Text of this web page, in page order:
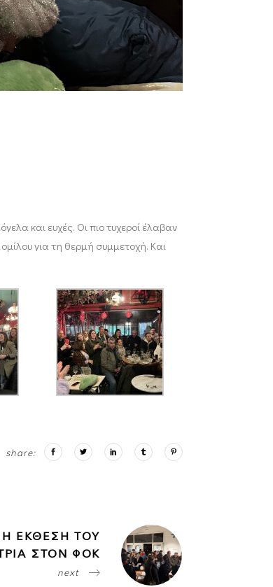
και ευχές. Οι πιο τυχεροί έλαβαν
για τη θερμή συμμετοχή. Και
share:
Η ΕΚΘΕΣΗ ΤΟΥ
ΣΤΟΝ ΦΟΚ
next